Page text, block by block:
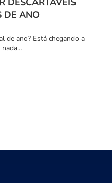
DE ANO
de ano? Está chegando a
nada…